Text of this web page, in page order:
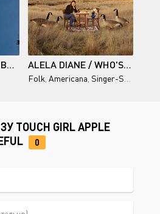
JOE WEBB / NEATH BEAT ALELA DIANE / WHO'S KEEPING TIME?
Folk Americana Singer-Songwriter
GIRL APPLE
0